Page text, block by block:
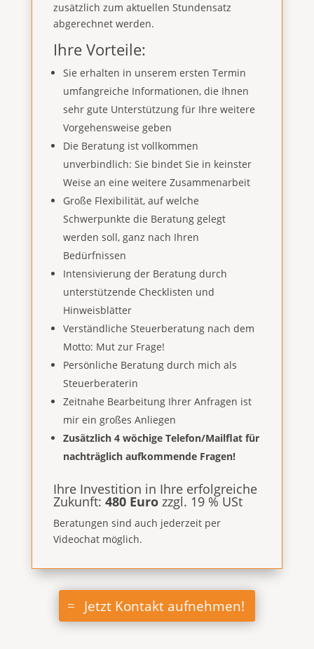
zusätzlich zum aktuellen Stundensatz
abgerechnet werden.
Ihre Vorteile:
Sie erhalten in unserem ersten Termin
umfangreiche Informationen, die Ihnen
sehr gute Unterstützung für Ihre weitere
Vorgehensweise geben
Die Beratung ist vollkommen
unverbindlich: Sie bindet Sie in keinster
Weise an eine weitere Zusammenarbeit
Große Flexibilität, auf welche
Schwerpunkte die Beratung gelegt
werden soll, ganz nach Ihren
Bedürfnissen
Intensivierung der Beratung durch
unterstützende Checklisten und
Hinweisblätter
Verständliche Steuerberatung nach dem
Motto: Mut zur Frage!
Persönliche Beratung durch mich als
Steuerberaterin
Zeitnahe Bearbeitung Ihrer Anfragen ist
mir ein großes Anliegen
Zusätzlich 4 wöchige Telefon/Mailflat für
nachträglich aufkommende Fragen!
Ihre Investition in Ihre erfolgreiche
Zukunft: 480 Eurozzgl. 19 % USt
Beratungen sind auch jederzeit per
Videochat möglich.
Jetzt Kontakt aufnehmen!